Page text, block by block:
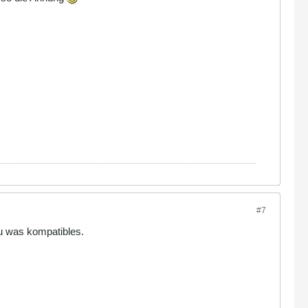
#7
was kompatibles.